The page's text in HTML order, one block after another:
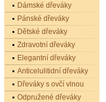
Dámské dřeváky
Pánské dřeváky
Dětské dřeváky
Zdravotní dřeváky
Elegantní dřeváky
Anticelulitidní dřeváky
Dřeváky s ovčí vlnou
Odpružené dřeváky